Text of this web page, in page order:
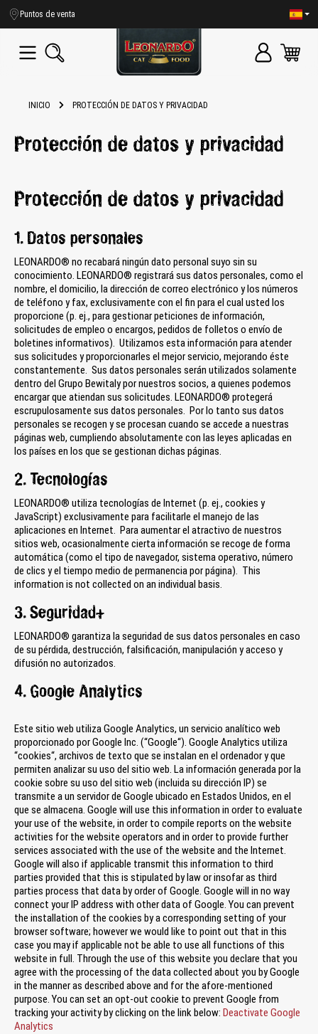
principal
Puntos de venta
INICIO PROTECCIÓN DE DATOS Y PRIVACIDAD
Protección de datos y privacidad
Protección de datos y privacidad
1. Datos personales
LEONARDO® no recabará ningún dato personal suyo sin su
conocimiento. LEONARDO® registrará sus datos personales, como el
nombre, el domicilio, la dirección de correo electrónico y los números
de teléfono y fax, exclusivamente con el fin para el cual usted los
proporcione (p. ej., para gestionar peticiones de información,
solicitudes de empleo o encargos, pedidos de folletos o envío de
boletines informativos). Utilizamos esta información para atender
sus solicitudes y proporcionarles el mejor servicio, mejorando éste
constantemente. Sus datos personales serán utilizados solamente
dentro del Grupo Bewitaly por nuestros socios, a quienes podemos
encargar que atiendan sus solicitudes. LEONARDO® protegerá
escrupulosamente sus datos personales. Por lo tanto sus datos
personales se recogen y se procesan cuando se accede a nuestras
páginas web, cumpliendo absolutamente con las leyes aplicadas en
los países en los que se gestionan dichas páginas.
2. Tecnologías
LEONARDO® utiliza tecnologías de Internet (p. ej., cookies y
JavaScript) exclusivamente para facilitarle el manejo de las
aplicaciones en Internet. Para aumentar el atractivo de nuestros
sitios web, ocasionalmente cierta información se recoge de forma
automática (como el tipo de navegador, sistema operativo, número
de clics y el tiempo medio de permanencia por página). This
information is not collected on an individual basis.
3. Seguridad+
LEONARDO® garantiza la seguridad de sus datos personales en caso
de su pérdida, destrucción, falsificación, manipulación y acceso y
difusión no autorizados.
4. Google Analytics
Este sitio web utiliza Google Analytics, un servicio analítico web
proporcionado por Google Inc. (“Google“). Google Analytics utiliza
“cookies“, archivos de texto que se instalan en el ordenador y que
permiten analizar su uso del sitio web. La información generada por la
cookie sobre su uso del sitio web (incluida su dirección IP) se
transmite a un servidor de Google ubicado en Estados Unidos, en el
que se almacena. Google will use this information in order to evaluate
your use of the website, in order to compile reports on the website
activities for the website operators and in order to provide further
services associated with the use of the website and the Internet.
Google will also if applicable transmit this information to third
parties provided that this is stipulated by law or insofar as third
parties process that data by order of Google. Google will in no way
connect your IP address with other data of Google. You can prevent
the installation of the cookies by a corresponding setting of your
browser software; however we would like to point out that in this
case you may if applicable not be able to use all functions of this
website in full. Through the use of this website you declare that you
agree with the processing of the data collected about you by Google
in the manner as described above and for the afore-mentioned
purpose. You can set an opt-out cookie to prevent Google from
tracking your activity by clicking on the link below: Deactivate Google
Analytics